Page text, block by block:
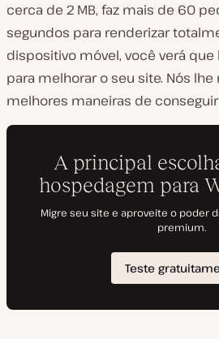
cerca de 2 MB, faz mais de 60
segundos para renderizar
dispositivo móvel, você verá
para melhorar o seu site. Nós
melhores maneiras de